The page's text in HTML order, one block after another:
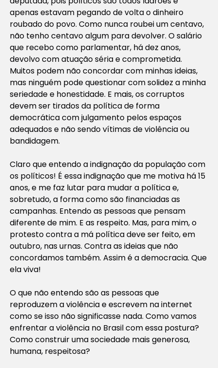
apenas estavam pegando de volta o dinheiro
roubado do povo. Como nunca roubei um centavo,
não tenho centavo algum para devolver. O salário
que recebo como parlamentar, há dez anos,
devolvo com atuação séria e comprometida.
Muitos podem não concordar com minhas ideias,
mas ninguém pode questionar com solidez a minha
seriedade e honestidade. E mais, os corruptos
devem ser tirados da política de forma
democrática com julgamento pelos espaços
adequados e não sendo vítimas de violência ou
bandidagem.
Claro que entendo a indignação da população com
os políticos! É essa indignação que me motiva há 15
anos, e me faz lutar para mudar a política e,
sobretudo, a forma como são financiadas as
campanhas. Entendo as pessoas que pensam
diferente de mim. E as respeito. Mas, para mim, o
protesto contra a má política deve ser feito, em
outubro, nas urnas. Contra as ideias que não
concordamos também. Assim é a democracia. Que
ela viva!
O que não entendo são as pessoas que
reproduzem a violência e escrevem na internet
como se isso não significasse nada. Como vamos
enfrentar a violência no Brasil com essa postura?
Como construir uma sociedade mais generosa,
humana, respeitosa?